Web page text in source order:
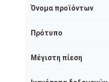
Όνομα προϊόντων
Πρότυπο
Μέγιστη πίεση